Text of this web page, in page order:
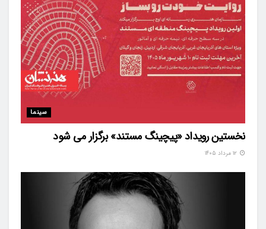
سینما
نخستین رویداد «پیچینگ مستند» برگزار می شود